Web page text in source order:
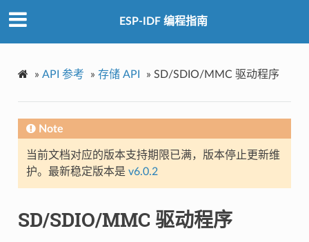
ESP-IDF 编程指南
» API 参考 » 存储 API » SD/SDIO/MMC 驱动程序
Note
当前文档对应的版本支持期限已满，版本停止更新维
护。最新稳定版本是 v6.0.2
SD/SDIO/MMC 驱动程序